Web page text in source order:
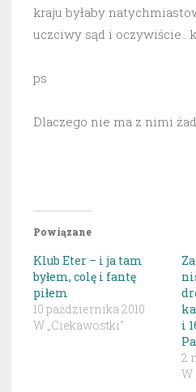
kraju byłaby
uczciwy sąd i oczywiście..
ps
Dlaczego nie ma z nimi
Powiązane
Klub Eter – i ja tam
byłem, colę i fantę
piłem
10 października 2010
W „Ciekawostki"
i
2
W